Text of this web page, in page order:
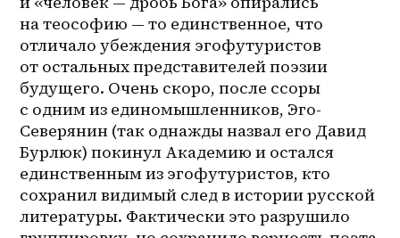
на теософию — то единственное, что
отличало убеждения эгофутуристов
от остальных представителей поэзии
будущего. Очень скоро, после ссоры
с одним из единомышленников, Эго-
Северянин (так однажды назвал его Давид
Бурлюк) покинул Академию и остался
единственным из эгофутуристов, кто
сохранил видимый след в истории русской
литературы. Фактически это разрушило